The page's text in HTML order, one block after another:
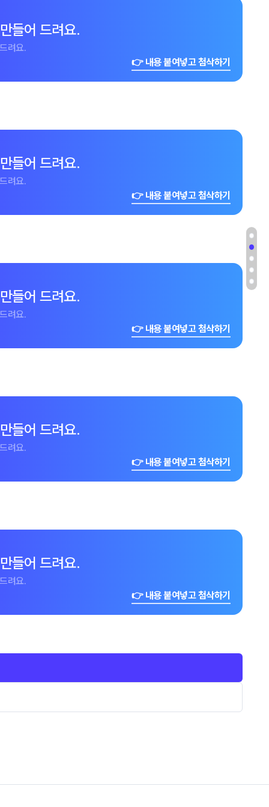
들어 드려요.
려요.
👉 내용 붙여넣고 첨삭하기
들어 드려요.
려요.
👉 내용 붙여넣고 첨삭하기
들어 드려요.
려요.
👉 내용 붙여넣고 첨삭하기
들어 드려요.
려요.
👉 내용 붙여넣고 첨삭하기
들어 드려요.
려요.
👉 내용 붙여넣고 첨삭하기